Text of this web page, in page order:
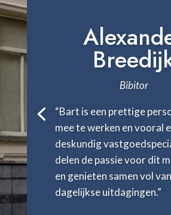
Bibitor
“Bart is een prettige
mee te werken en vooral
deskundig
delen de passie voor dit
en genieten samen vol
dagelijkse uitdagingen.”